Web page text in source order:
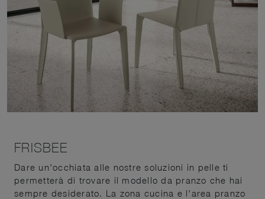
FRISBEE
Dare un'occhiata alle nostre soluzioni in pelle ti
permetterà di trovare il modello da pranzo che hai
sempre desiderato. La zona cucina e l'area pranzo